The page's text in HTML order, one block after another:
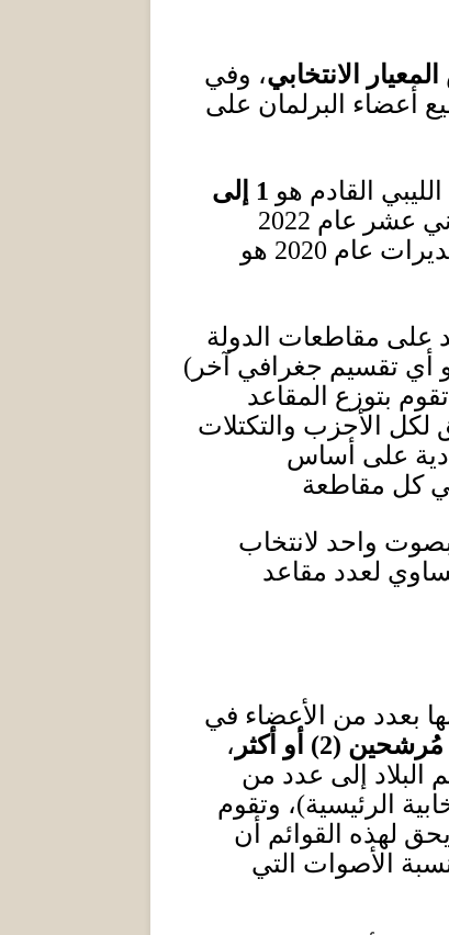
الانتخابي، وفي
أعضاء البرلمان على
القادم هو 1
إلى
عشر عام 2022
عام 2020 هو
على مقاطعات الدولة
أي تقسيم جغرافي آخر )
بتوزع المقاعد
لكل الأحزب والتكتلات
على أساس
في كل مقاطعة
بصوت واحد لانتخاب
لعدد مقاعد
بعدد من الأعضاء في
مُرشحين (2) أو أكثر ،
البلاد إلى عدد من
الرئيسية)، وتقوم
لهذه القوائم أن
الأصوات التي